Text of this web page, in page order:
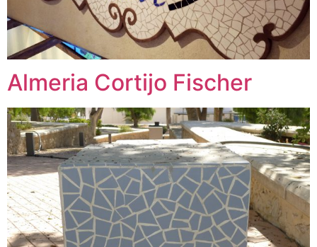
Almeria Cortijo Fischer